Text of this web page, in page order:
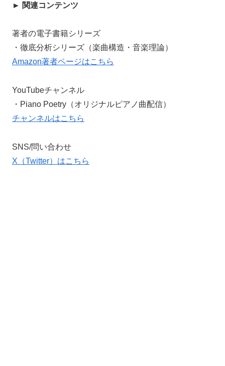
► 関連コンテンツ
著者の電子書籍シリーズ
・徹底分析シリーズ（楽曲構造・音楽理論）
Amazon著者ページはこちら
YouTubeチャンネル
・Piano Poetry（オリジナルピアノ曲配信）
チャンネルはこちら
SNS/問い合わせ
X（Twitter）はこちら